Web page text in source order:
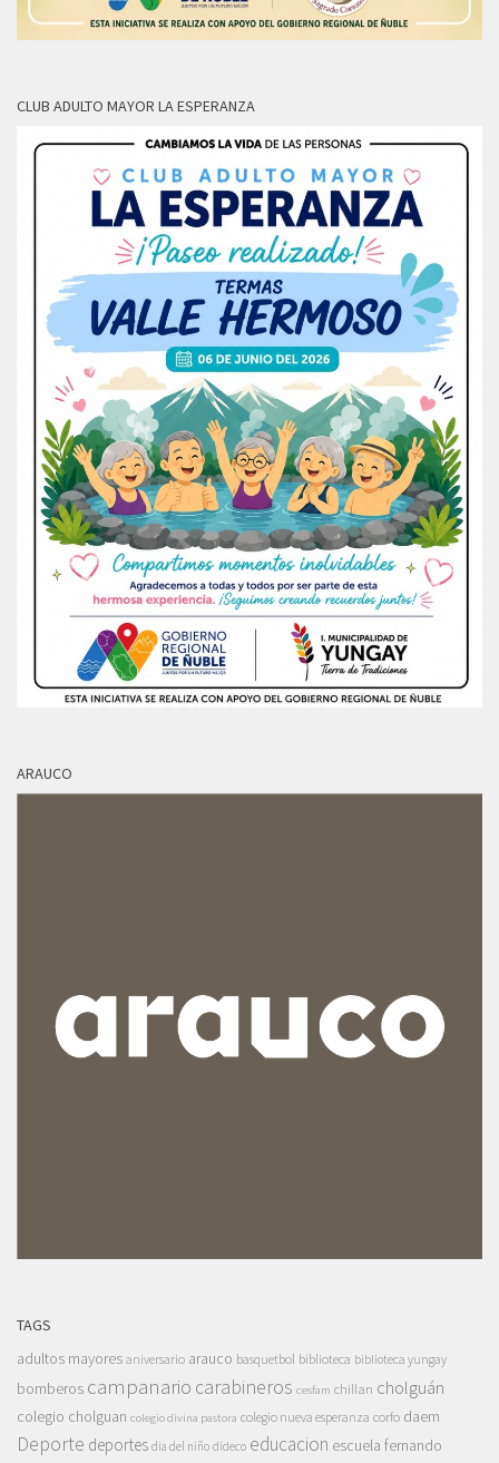
CLUB ADULTO MAYOR LA ESPERANZA
ARAUCO
TAGS
adultos mayores aniversario arauco basquetbol biblioteca biblioteca yungay
bomberos campanario carabineros cesfam chillan cholguán
colegio cholguan colegio divina pastora colegio nueva esperanza corfo daem
Deporte deportes dia del niño dideco educacion escuela fernando